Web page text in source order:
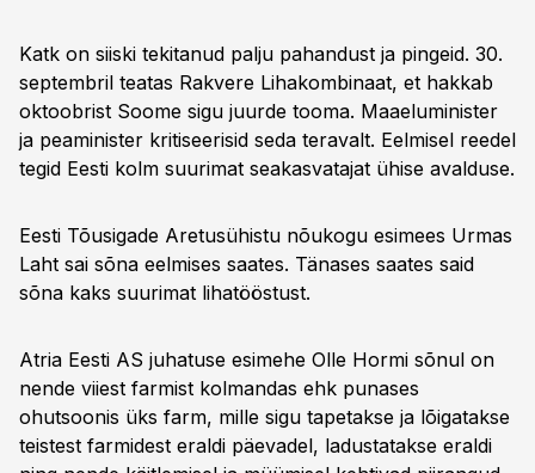
Katk on siiski tekitanud palju pahandust ja pingeid. 30.
septembril teatas Rakvere Lihakombinaat, et hakkab
oktoobrist Soome sigu juurde tooma. Maaeluminister
ja peaminister kritiseerisid seda teravalt. Eelmisel reedel
tegid Eesti kolm suurimat seakasvatajat ühise avalduse.
Eesti Tõusigade Aretusühistu nõukogu esimees Urmas
Laht sai sõna eelmises saates. Tänases saates said
sõna kaks suurimat lihatööstust.
Atria Eesti AS juhatuse esimehe Olle Hormi sõnul on
nende viiest farmist kolmandas ehk punases
ohutsoonis üks farm, mille sigu tapetakse ja lõigatakse
teistest farmidest eraldi päevadel, ladustatakse eraldi